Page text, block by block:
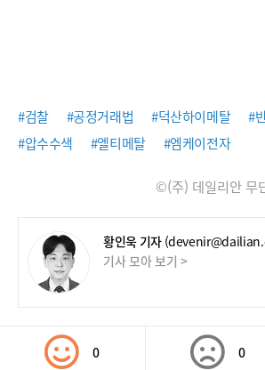
#검찰 #공정거래법 #덕산하이메탈 #
#압수수색
#엘티메탈 #엠케이전자
©(주) 데일리안 무
황인욱 기자
기사 모아 보기 >
0 0